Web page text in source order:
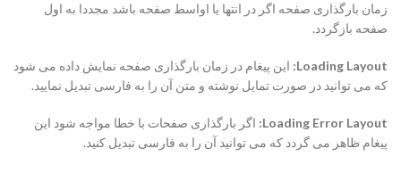
زمان بارگذاری صفحه اگر در انتها یا اواسط صفحه باشد مجددا به اول
صفحه بازگردد.
Loading Layout: این پیغام در زمان بارگذاری صفحه نمایش داده می شود
که می توانید در صورت تمایل نوشته و متن آن را به فارسی تبدیل نمایید.
Loading Error Layout: اگر بارگذاری صفحات با خطا مواجه شود این
پیغام ظاهر می گردد که می توانید آن را به فارسی تبدیل کنید.